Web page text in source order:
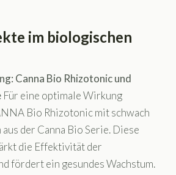
im biologischen
Canna Bio Rhizotonic und
Für eine optimale Wirkung
Bio Rhizotonic mit schwach
der Canna Bio Serie. Diese
die Effektivität der
fördert ein gesundes Wachstum.